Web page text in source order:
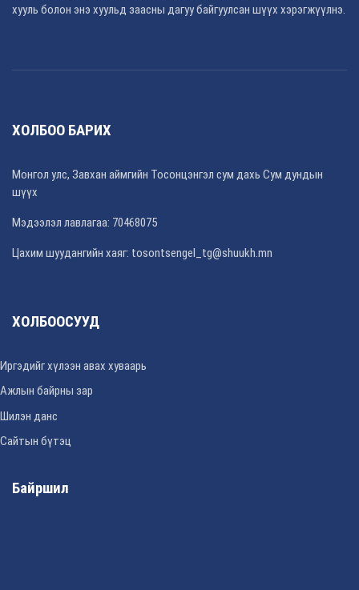
хууль болон энэ хуульд заасны дагуу байгуулсан шүүх хэрэгжүүлнэ.
ХОЛБОО БАРИХ
Монгол улс, Завхан аймгийн Тосонцэнгэл сум дахь Сум дундын
шүүх
Мэдээлэл лавлагаа: 70468075
Цахим шуудангийн хаяг: tosontsengel_tg@shuukh.mn
ХОЛБООСУУД
Иргэдийг хүлээн авах хуваарь
Ажлын байрны зар
Шилэн данс
Сайтын бүтэц
Байршил